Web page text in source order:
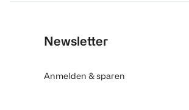
Newsletter
Anmelden & sparen